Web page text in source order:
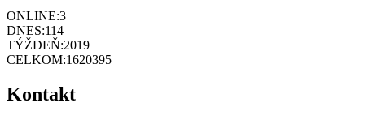
ONLINE:3
DNES:114
TÝŽDEŇ:2019
CELKOM:1620395
Kontakt